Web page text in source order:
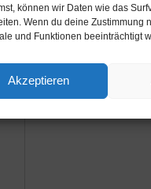
können wir Daten wie das
Wenn du deine Zustimmung
und Funktionen beeinträchtigt
Akzeptieren